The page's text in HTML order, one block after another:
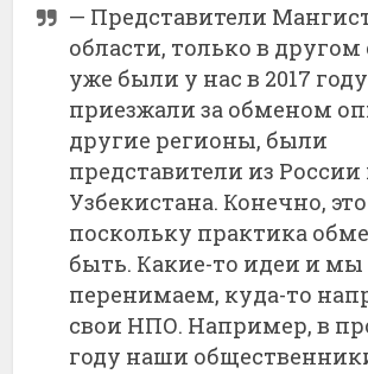
— Представители
области, только в другом
уже были у нас в 2017
приезжали за обменом
другие регионы, были
представители из России
Узбекистана. Конечно,
поскольку практика
быть. Какие-то идеи и мы
перенимаем, куда-то
свои НПО. Например, в
году наши